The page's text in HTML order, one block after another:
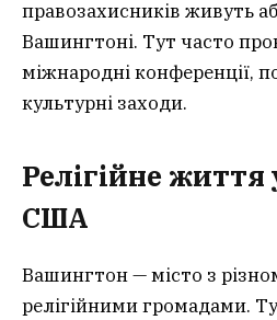
правозахисників живуть
Вашингтоні. Тут часто
міжнародні конференції,
культурні заходи.
Релігійне життя
США
Вашингтон — місто з
релігійними громадами.